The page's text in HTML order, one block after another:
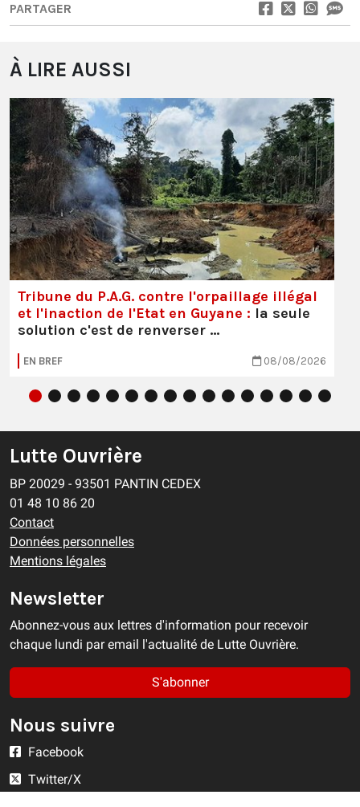
PARTAGER
À LIRE AUSSI
Tribune du P.A.G. contre l'orpaillage illégal
et l'inaction de l'Etat en Guyane : la seule
solution c'est de renverser …
EN BREF 08/08/2026
Lutte Ouvrière
BP 20029 - 93501 PANTIN CEDEX
01 48 10 86 20
Contact
Données personnelles
Mentions légales
Newsletter
Abonnez-vous aux lettres d'information pour recevoir
chaque lundi par email l'actualité de Lutte Ouvrière.
S'abonner
Nous suivre
Facebook
Twitter/X